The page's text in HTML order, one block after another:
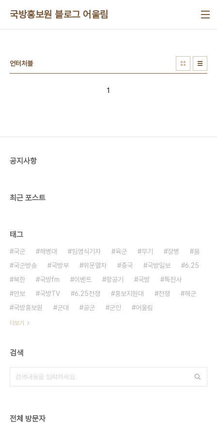
국방홍보원 블로그 어울림
언터처블
1
공지사항
최근 포스트
태그
국군 해병대 임영식기자 육군 무기 장병
붐
국군방송
국방부 위문열차 중국 국방일보
6.25
북한
국방fm 이벤트 항공기 국방
특전사
안보
국방TV 6.25전쟁 홍보지원대 전쟁
해군
국방홍보원
군대 공군 군인 어울림
더보기
검색
전체 방문자